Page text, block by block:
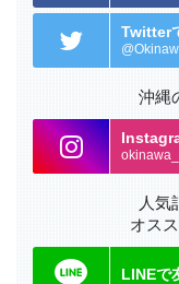
Twitter
沖縄
人気
オス
LINEで